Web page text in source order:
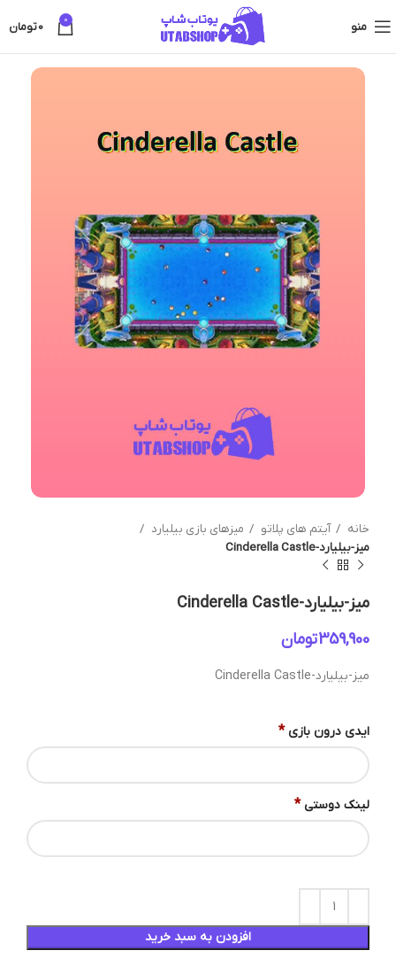
منو 0
0تومان
خانه آیتم های پلاتو
میزهای بازی بیلیارد
میز-بیلیارد-Cinderella Castle
میز-بیلیارد-Cinderella Castle
تومان
میز-بیلیارد-Cinderella Castle
ایدی درون بازی *
لینک دوستی *
افزودن به سبد خرید